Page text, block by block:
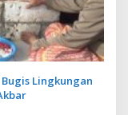
Lingkungan